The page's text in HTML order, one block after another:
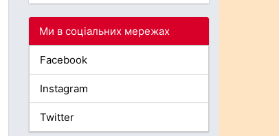
Ми в соціальних мережах
Facebook
Instagram
Twitter